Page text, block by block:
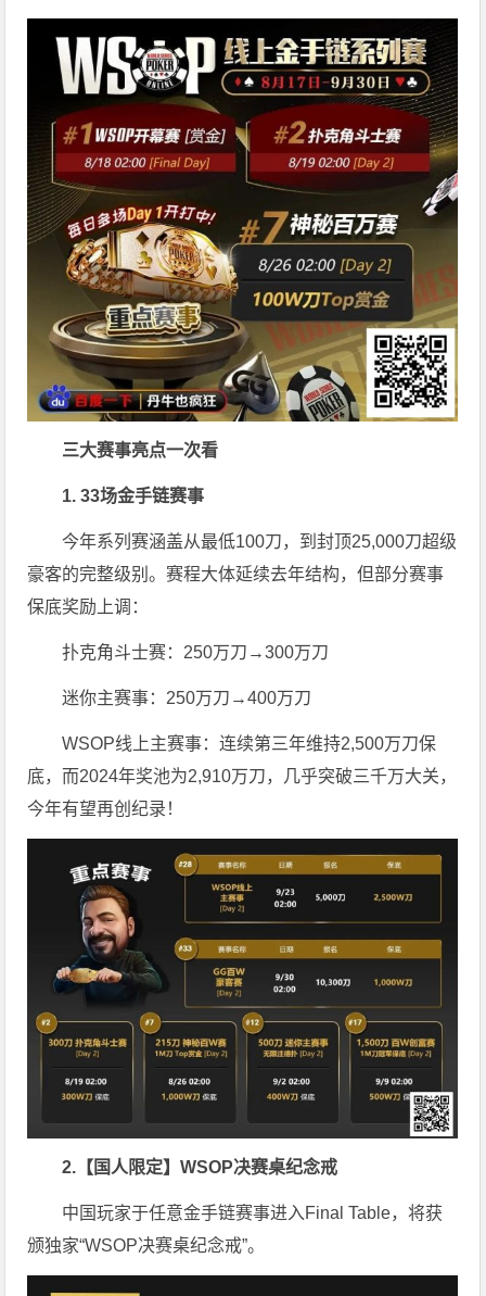
三大赛事亮点一次看
1. 33场金手链赛事
今年系列赛涵盖从最低100刀，到封顶25,000刀超级
豪客的完整级别。赛程大体延续去年结构，但部分赛事
保底奖励上调：
扑克角斗士赛：250万刀→300万刀
迷你主赛事：250万刀→400万刀
WSOP线上主赛事：连续第三年维持2,500万刀保
底，而2024年奖池为2,910万刀，几乎突破三千万大关，
今年有望再创纪录！
2.【国人限定】WSOP决赛桌纪念戒
中国玩家于任意金手链赛事进入Final Table，将获
颁独家“WSOP决赛桌纪念戒”。